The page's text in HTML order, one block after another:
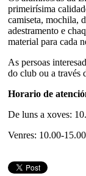
primeirísima
camiseta, mochila,
adestramento e
material para cada
As persoas
do club ou a través
Horario de
De luns a xoves:
Venres: 10.00-15.00